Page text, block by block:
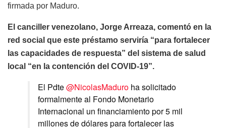
firmada por Maduro.
El canciller venezolano, Jorge Arreaza, comentó en la
red social que este préstamo serviría “para fortalecer
las capacidades de respuesta” del sistema de salud
local “en la contención del COVID-19”.
El Pdte@NicolasMaduro ha solicitado
formalmente al Fondo Monetario
Internacional un financiamiento por 5 mil
millones de dólares para fortalecer las